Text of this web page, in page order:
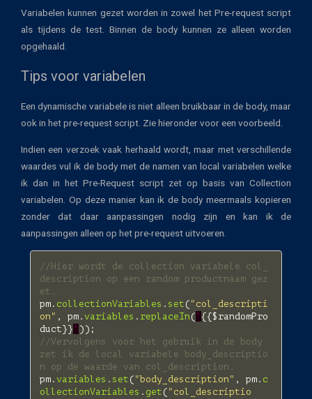
Variabelen kunnen gezet worden in zowel het Pre-request script
als tijdens de test. Binnen de body kunnen ze alleen worden
opgehaald.
Tips voor variabelen
Een dynamische variabele is niet alleen bruikbaar in de body, maar
ook in het pre-request script. Zie hieronder voor een voorbeeld.
Indien een verzoek vaak herhaald wordt, maar met verschillende
waardes vul ik de body met de namen van local variabelen welke
ik dan in het Pre-Request script zet op basis van Collection
variabelen. Op deze manier kan ik de body meermaals kopieren
zonder dat daar aanpassingen nodig zijn en kan ik de
aanpassingen alleen op het pre-request uitvoeren.
//Hier wordt de collection variabele col_
description op een random productnaam gez
et.
pm . collectionVariables . set ( "col_descripti
on" , pm . variables . replaceIn ( ' {{$randomPro
duct}} ' ));
//Vervolgens voor het gebruik in de body
zet ik de local variabele body_descriptio
n op de waarde van col_description.
pm . variables . set ( "body_description" , pm . c
ollectionVariables . get ( "col_descriptio